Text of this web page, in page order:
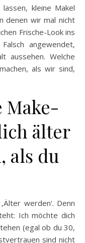
denen wir mal nicht
Frische-Look ins
angewendet,
aussehen. Welche
als wir sind,
Make-
älter
als du
werden‘. Denn
Ich möchte dich
(egal ob du 30,
sind nicht